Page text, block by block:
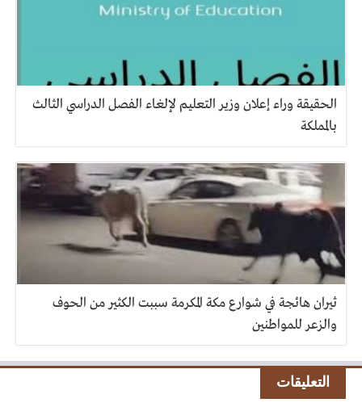
الحقيقة وراء إعلان وزير التعليم لإلغاء الفصل الدراسي الثالث
بالمملكة
ثيران هائجة في شوارع مكة المكرمة سببت الكثير من الحوف
والزعر للمواطنين
التعليقات